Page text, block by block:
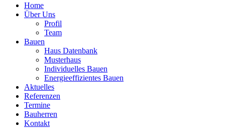
Home
Über Uns
Profil
Team
Bauen
Haus Datenbank
Musterhaus
Individuelles Bauen
Energieeffizientes Bauen
Aktuelles
Referenzen
Termine
Bauherren
Kontakt